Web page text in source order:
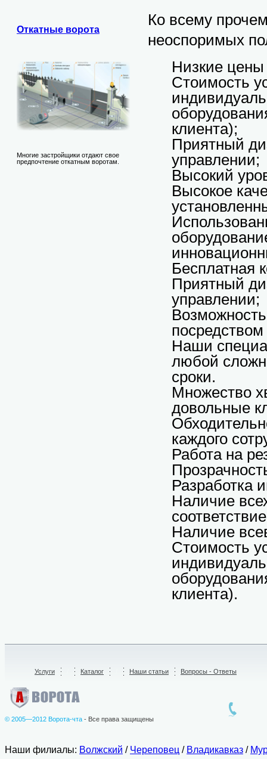
Откатные ворота
Многие застройщики отдают свое
предпочтение откатным воротам.
Ко всему
неоспоримых
Низкие цены
Стоимость
клиента);
Приятный
управлении;
Высокий
Высокое
Бесплатная
Приятный
управлении;
Наши
любой
сроки.
Множество
довольные
каждого
Работа на
Разработка
Наличие
Наличие
Стоимость
клиента).
Услуги Каталог Наши статьи Вопросы - Ответы
© 2005—2012 Ворота-чта - Все права защищены
Наши филиалы: Волжский / Череповец / Владикавказ /